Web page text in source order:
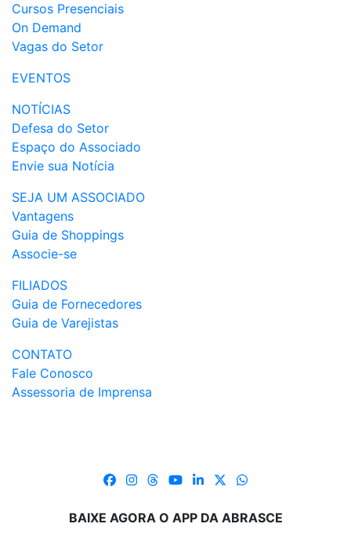
Cursos Presenciais
On Demand
Vagas do Setor
EVENTOS
NOTÍCIAS
Defesa do Setor
Espaço do Associado
Envie sua Notícia
SEJA UM ASSOCIADO
Vantagens
Guia de Shoppings
Associe-se
FILIADOS
Guia de Fornecedores
Guia de Varejistas
CONTATO
Fale Conosco
Assessoria de Imprensa
BAIXE AGORA O APP DA ABRASCE